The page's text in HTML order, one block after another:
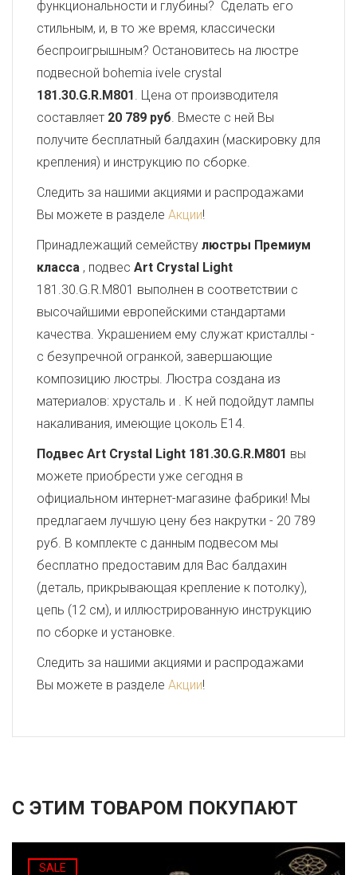
функциональности и глубины? Сделать его
стильным, и, в то же время, классически
беспроигрышным? Остановитесь на люстре
подвесной bohemia ivele crystal
181.30.G.R.M801. Цена от производителя
составляет 20 789 руб. Вместе с ней Вы
получите бесплатный балдахин (маскировку для
крепления) и инструкцию по сборке.
Следить за нашими акциями и распродажами
Вы можете в разделе Акции!
Принадлежащий семейству люстры Премиум
класса , подвес Art Crystal Light
181.30.G.R.M801 выполнен в соответствии с
высочайшими европейскими стандартами
качества. Украшением ему служат кристаллы -
с безупречной огранкой, завершающие
композицию люстры. Люстра создана из
материалов: хрусталь и . К ней подойдут лампы
накаливания, имеющие цоколь E14.
Подвес Art Crystal Light 181.30.G.R.M801 вы
можете приобрести уже сегодня в
официальном интернет-магазине фабрики! Мы
предлагаем лучшую цену без накрутки - 20 789
руб. В комплекте с данным подвесом мы
бесплатно предоставим для Вас балдахин
(деталь, прикрывающая крепление к потолку),
цепь (12 см), и иллюстрированную инструкцию
по сборке и установке.
Следить за нашими акциями и распродажами
Вы можете в разделе Акции!
С ЭТИМ ТОВАРОМ ПОКУПАЮТ
SALE